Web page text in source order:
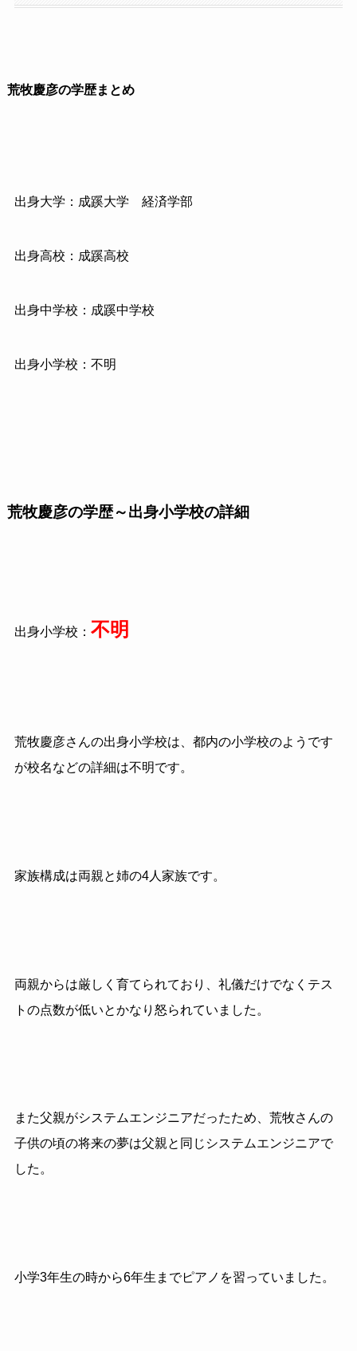
荒牧慶彦の学歴まとめ
出身大学：成蹊大学 経済学部
出身高校：成蹊高校
出身中学校：成蹊中学校
出身小学校：不明
荒牧慶彦の学歴～出身小学校の詳細
出身小学校： 不明
荒牧慶彦さんの出身小学校は、都内の小学校のようです
が校名などの詳細は不明です。
家族構成は両親と姉の4人家族です。
両親からは厳しく育てられており、礼儀だけでなくテス
トの点数が低いとかなり怒られていました。
また父親がシステムエンジニアだったため、荒牧さんの
子供の頃の将来の夢は父親と同じシステムエンジニアで
した。
小学3年生の時から6年生までピアノを習っていました。